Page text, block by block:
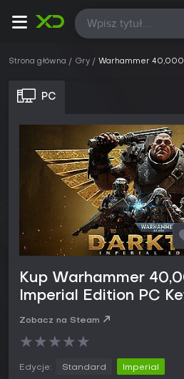
Wszystkie
Strona główna Gry Warhammer
PC
Kup Warhammer
Imperial Edition PC
Zobacz na Steam
★★★★★
Edycje: Standard Imperial